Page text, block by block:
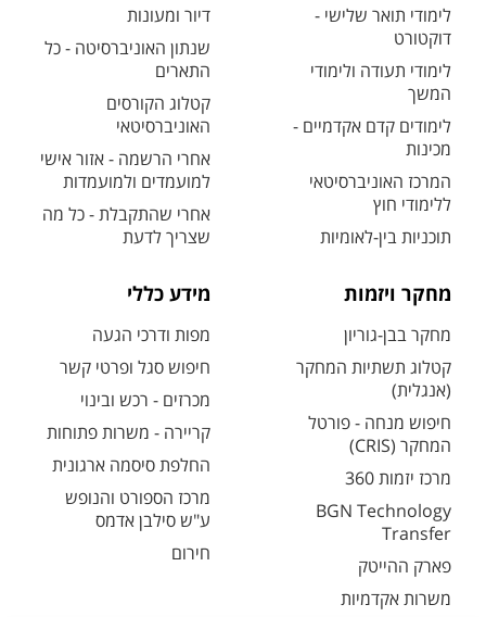
לימודי תואר שלישי -
דוקטורט
לימודי תעודה ולימודי
המשך
לימודים קדם אקדמיים -
מכינות
המרכז האוניברסיטאי
ללימודי חוץ
תוכניות בין-לאומיות
דיור ומעונות
שנתון האוניברסיטה - כל
התארים
קטלוג הקורסים
האוניברסיטאי
אחרי הרשמה - אזור אישי
למועמדים ולמועמדות
אחרי שהתקבלת - כל מה
שצריך לדעת
מחקר ויזמות
מחקר בבן-גוריון
קטלוג תשתיות המחקר
(אנגלית)
חיפוש מנחה - פורטל
המחקר (CRIS)
מרכז יזמות 360
BGN Technology
Transfer
פארק ההייטק
משרות אקדמיות
מידע כללי
מפות ודרכי הגעה
חיפוש סגל ופרטי קשר
מכרזים - רכש ובינוי
קריירה - משרות פתוחות
החלפת סיסמה ארגונית
מרכז הספורט והנופש
ע"ש סילבן אדמס
חירום